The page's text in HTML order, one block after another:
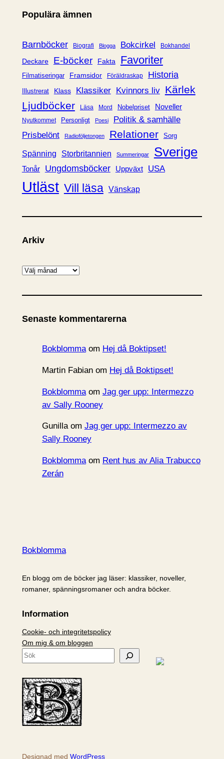
g
r
i
Populära ämnen
Barnböcker Biografi Blogga Bokcirkel Bokhandel
Deckare E-böcker Fakta Favoriter
Filmatiseringar Framsidor Föräldraskap Historia
Illustrerat Klass Klassiker Kvinnors liv Kärlek
Ljudböcker
Läsa Mord Nobelpriset Noveller
Nyutkommet Personligt Poesi
Politik & samhälle
Prisbelönt
Radioföljetongen Relationer Sorg
Spänning Storbritannien Summeringar Sverige
Tonår Ungdomsböcker Uppväxt USA
Utläst Vill läsa Vänskap
Arkiv
A
k
v
Senaste kommentarerna
Bokblommaom Hej då Boktipset!
Martin Fabianom Hej då Boktipset!
Bokblommaom Jag ger upp: Intermezzo
av Sally Rooney
Gunillaom Jag ger upp: Intermezzo av
Sally Rooney
Bokblommaom Rent hus av Alia Trabucco
Zerán
Bokblomma
En blogg om de böcker jag läser: klassiker, noveller,
romaner, spänningsromaner och andra böcker.
Information
Cookie- och integritetspolicy
Om mig & om bloggen
S
k
Designad med WordPress